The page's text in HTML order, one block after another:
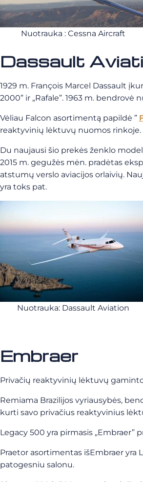
Nuotrauka : Cessna Aircraft
Dassault
1929 m. François Marcel Dassault
2000” ir „Rafale”. 1963 m.
Vėliau Falcon asortimentą papildė ”
reaktyvinių lėktuvų nuomos rinkoje.
Du naujausi šio prekės ženklo
2015 m. gegužės mėn. pradėtas
atstumų verslo aviacijos orlaivių.
yra toks pat.
Nuotrauka: Dassault Aviation
Embraer
Privačių reaktyvinių lėktuvų
Remiama Brazilijos vyriausybės,
kurti savo privačius reaktyvinius
Legacy 500 yra pirmasis „Embraer”
Praetor asortimentas išEmbraer yra
patogesniu salonu.